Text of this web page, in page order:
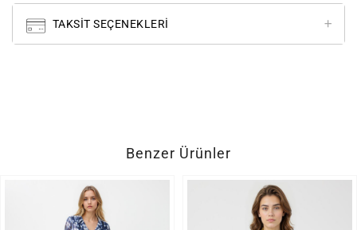
TAKSIT SEÇENEKLERI
Benzer Ürünler